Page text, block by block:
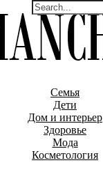
Семья
Дети
Дом и интерьер
Здоровье
Мода
Косметология